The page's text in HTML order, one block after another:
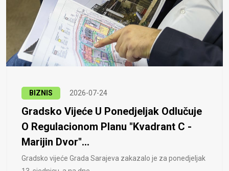
BIZNIS 2026-07-24
Gradsko Vijeće U Ponedjeljak Odlučuje
O Regulacionom Planu "Kvadrant C -
Marijin Dvor"...
Gradsko vijeće Grada Sarajeva zakazalo je za ponedjeljak